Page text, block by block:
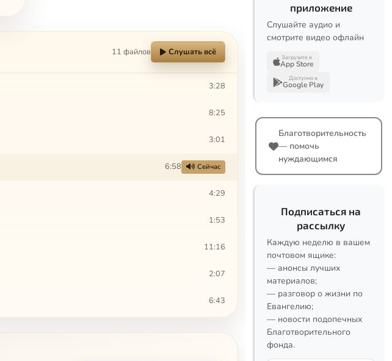
11 файлов Слушать всё
3:28
8:25
3:01
6:58 Сейчас
4:29
1:53
11:16
2:07
6:43
приложение
Слушайте аудио и
смотрите видео офлайн
Загрузите в
App Store
Доступно в
Google Play
Благотворительность
— помочь
нуждающимся
Подписаться на
рассылку
Каждую неделю в вашем
почтовом ящике:
— анонсы лучших
материалов;
— разговор о жизни по
Евангелию;
— новости подопечных
Благотворительного
фонда.